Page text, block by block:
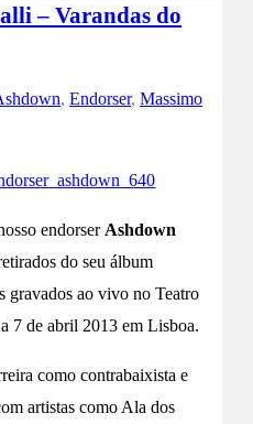
– Varandas do
, Endorser, Massimo
endorser Ashdown
do seu álbum
gravados ao vivo no Teatro
7 de abril 2013 em Lisboa.
como contrabaixista e
artistas como Ala dos